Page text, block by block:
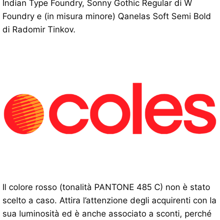
Indian Type Foundry, Sonny Gothic Regular di W
Foundry e (in misura minore) Qanelas Soft Semi Bold
di Radomir Tinkov.
Il colore rosso (tonalità PANTONE 485 C) non è stato
scelto a caso. Attira l’attenzione degli acquirenti con la
sua luminosità ed è anche associato a sconti, perché